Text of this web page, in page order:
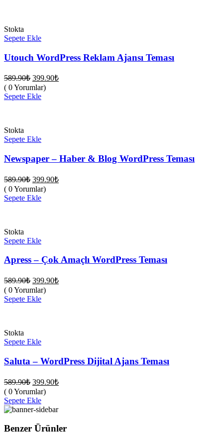
Stokta
Sepete Ekle
Utouch WordPress Reklam Ajansı Teması
589.90₺ Orijinal
fiyat:
589.90₺.
399.90₺Şu
( 0 Yorumlar)
Sepete Ekle
Stokta
Sepete Ekle
Newspaper – Haber & Blog WordPress Teması
589.90₺ Orijinal
fiyat:
589.90₺.
399.90₺Şu
( 0 Yorumlar)
Sepete Ekle
Stokta
Sepete Ekle
Apress – Çok Amaçlı WordPress Teması
589.90₺ Orijinal
fiyat:
589.90₺.
399.90₺Şu
( 0 Yorumlar)
Sepete Ekle
Stokta
Sepete Ekle
Saluta – WordPress Dijital Ajans Teması
589.90₺ Orijinal
fiyat:
589.90₺.
399.90₺Şu
399.90₺.
( 0 Yorumlar)
Sepete Ekle
Benzer Ürünler